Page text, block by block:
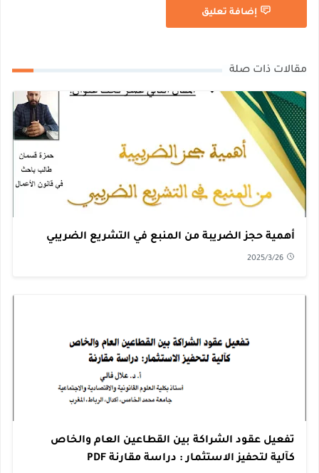
إضافة تعليق
مقالات ذات صلة
أهمية حجز الضريبة من المنبع في التشريع الضريبي
2025/3/26
تفعيل عقود الشراكة بين القطاعين العام والخاص
كآلية لتحفيز الاستثمار : دراسة مقارنة PDF